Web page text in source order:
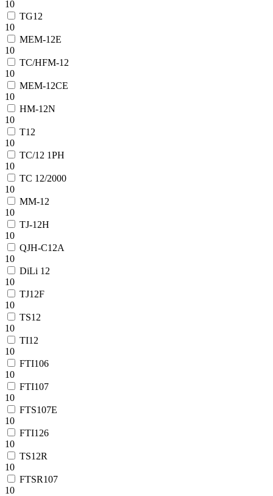
10
TG12
10
MEM-12E
10
TC/HFM-12
10
MEM-12CE
10
HM-12N
10
T12
10
TC/12 1PH
10
ТС 12/2000
10
MM-12
10
TJ-12H
10
QJH-C12A
10
DiLi 12
10
TJ12F
10
TS12
10
TI12
10
FTI106
10
FTI107
10
FTS107E
10
FTI126
10
TS12R
10
FTSR107
10